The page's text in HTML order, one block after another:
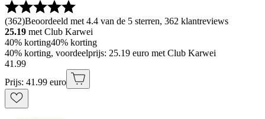
(362)Beoordeeld met 4.4 van de 5 sterren, 362 klantreviews
25.19 met Club Karwei
40% korting40% korting
40% korting, voordeelprijs: 25.19 euro met Club Karwei
41 .99
Prijs: 41.99 euro